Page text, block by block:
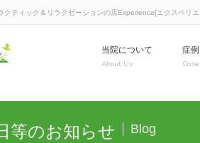
クティック＆リラクゼーションの店Experience[エクスペリエ
当院について
About Us
症例
Case
等のお知らせ Blog